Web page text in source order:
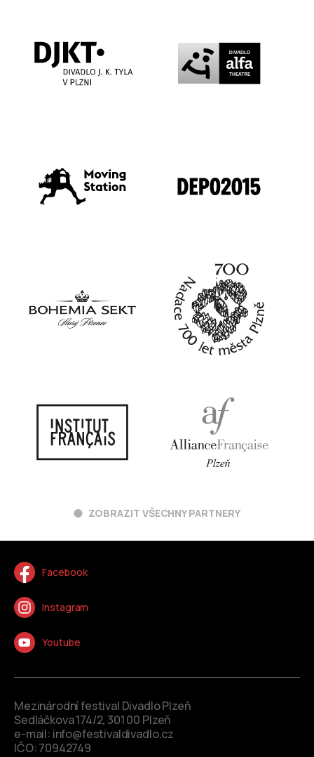
ZOBRAZIT VŠECHNY PARTNERY
Facebook
Instagram
Youtube
Mezinárodní festival Divadlo Plzeň
Sedláčkova 174/2, 301 00 Plzeň
e-mail: info@festivaldivadlo.cz
IČO: 70942749